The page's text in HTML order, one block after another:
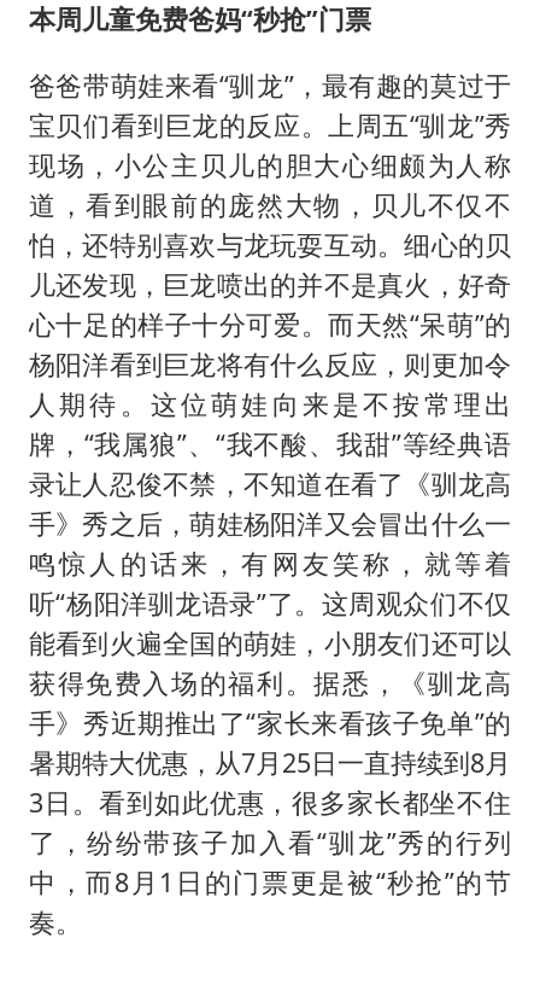
本周儿童免费爸妈“秒抢”门票
爸爸带萌娃来看“驯龙”，最有趣的莫过于
宝贝们看到巨龙的反应。上周五“驯龙”秀
现场，小公主贝儿的胆大心细颇为人称
道，看到眼前的庞然大物，贝儿不仅不
怕，还特别喜欢与龙玩耍互动。细心的贝
儿还发现，巨龙喷出的并不是真火，好奇
心十足的样子十分可爱。而天然“呆萌”的
杨阳洋看到巨龙将有什么反应，则更加令
人期待。这位萌娃向来是不按常理出
牌，“我属狼”、“我不酸、我甜”等经典语
录让人忍俊不禁，不知道在看了《驯龙高
手》秀之后，萌娃杨阳洋又会冒出什么一
鸣惊人的话来，有网友笑称，就等着
听“杨阳洋驯龙语录”了。这周观众们不仅
能看到火遍全国的萌娃，小朋友们还可以
获得免费入场的福利。据悉，《驯龙高
手》秀近期推出了“家长来看孩子免单”的
暑期特大优惠，从7月25日一直持续到8月
3日。看到如此优惠，很多家长都坐不住
了，纷纷带孩子加入看“驯龙”秀的行列
中，而8月1日的门票更是被“秒抢”的节
奏。